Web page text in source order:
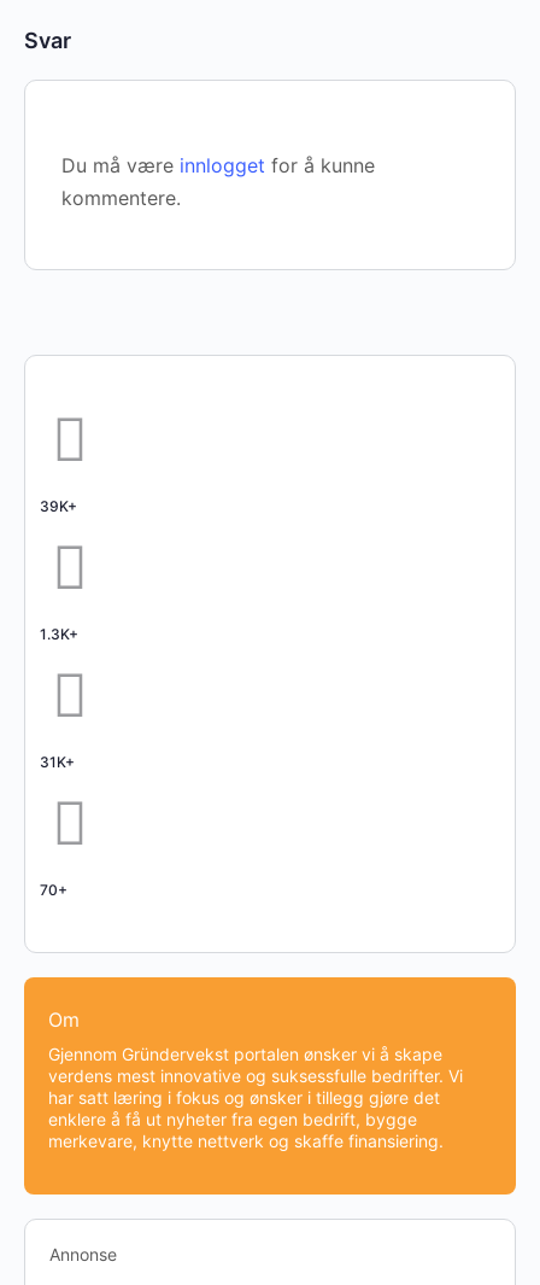
Svar
Du må være innlogget for å kunne
kommentere.
39K+
1.3K+
31K+
70+
Om
Gjennom Gründervekst portalen ønsker vi å skape
verdens mest innovative og suksessfulle bedrifter. Vi
har satt læring i fokus og ønsker i tillegg gjøre det
enklere å få ut nyheter fra egen bedrift, bygge
merkevare, knytte nettverk og skaffe finansiering.
Annonse